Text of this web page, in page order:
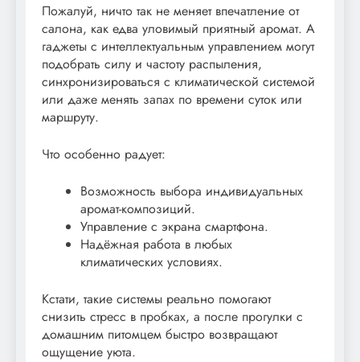
Пожалуй, ничто так не меняет впечатление от
салона, как едва уловимый приятный аромат. А
гаджеты с интеллектуальным управлением могут
подобрать силу и частоту распыления,
синхронизироваться с климатической системой
или даже менять запах по времени суток или
маршруту.
Что особенно радует:
Возможность выбора индивидуальных
аромат-композиций.
Управление с экрана смартфона.
Надёжная работа в любых
климатических условиях.
Кстати, такие системы реально помогают
снизить стресс в пробках, а после прогулки с
домашним питомцем быстро возвращают
ощущение уюта.